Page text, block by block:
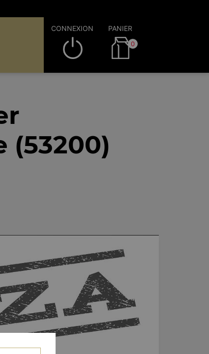
CONNEXION PANIER
0
(53200)